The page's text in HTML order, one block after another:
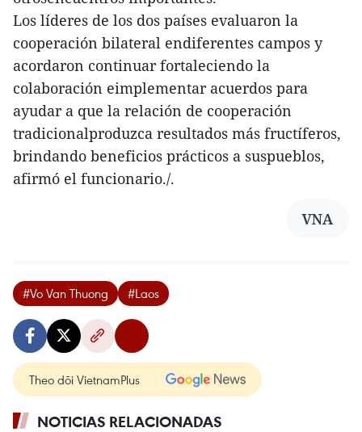
Los líderes de los dos países evaluaron la
cooperación bilateral endiferentes campos y
acordaron continuar fortaleciendo la
colaboración eimplementar acuerdos para
ayudar a que la relación de cooperación
tradicionalproduzca resultados más fructíferos,
brindando beneficios prácticos a suspueblos,
afirmó el funcionario./.
VNA
#Vo Van Thuong #Laos
Theo dõi VietnamPlus
NOTICIAS RELACIONADAS